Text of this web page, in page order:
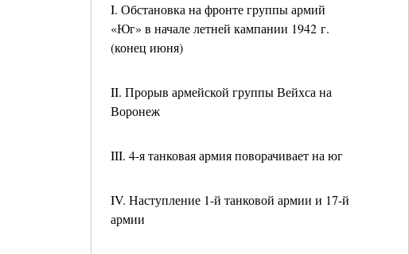
I. Обстановка на фронте группы армий
«Юг» в начале летней кампании 1942 г.
(конец июня)
II. Прорыв армейской группы Вейхса на
Воронеж
III. 4-я танковая армия поворачивает на юг
IV. Наступление 1-й танковой армии и 17-й
армии